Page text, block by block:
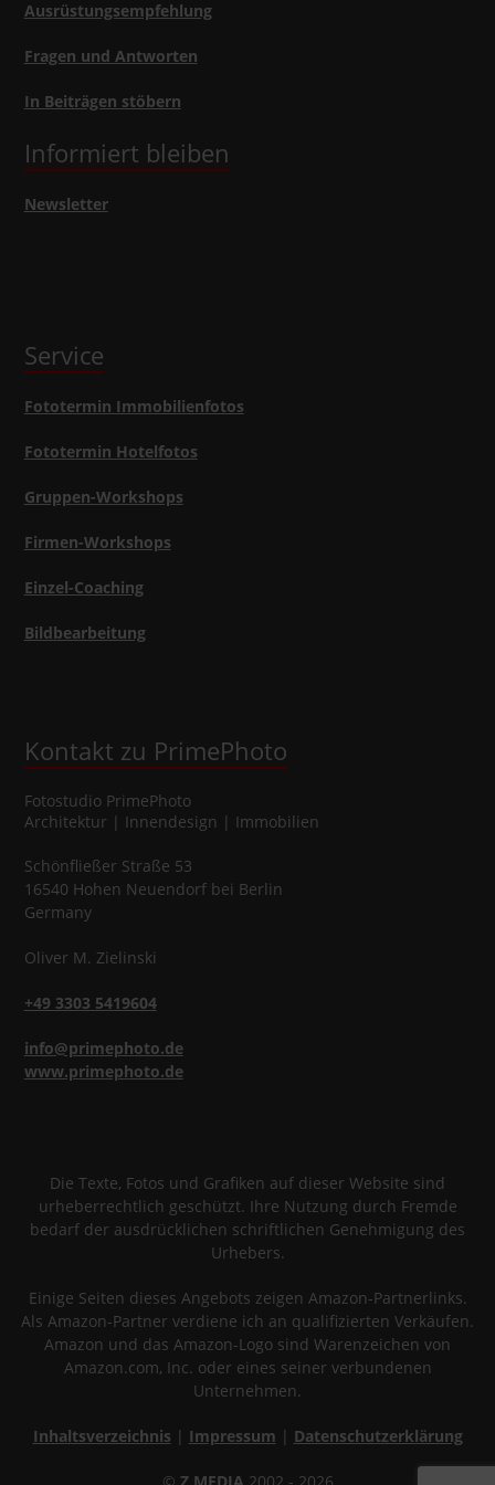
Ausrüstungsempfehlung
Fragen und Antworten
In Beiträgen stöbern
Informiert bleiben
Newsletter
Service
Fototermin Immobilienfotos
Fototermin Hotelfotos
Gruppen-Workshops
Firmen-Workshops
Einzel-Coaching
Bildbearbeitung
Kontakt zu PrimePhoto
Fotostudio PrimePhoto
Architektur | Innendesign | Immobilien
Schönfließer Straße 53
16540 Hohen Neuendorfbei Berlin
Germany
Oliver M. Zielinski
+49 3303 5419604
info@primephoto.de
www.primephoto.de
Die Texte, Fotos und Grafiken auf dieser Website sind
urheberrechtlich geschützt. Ihre Nutzung durch Fremde
bedarf der ausdrücklichen schriftlichen Genehmigung des
Urhebers.
Einige Seiten dieses Angebots zeigen Amazon-Partnerlinks.
Als Amazon-Partner verdiene ich an qualifizierten Verkäufen.
Amazon und das Amazon-Logo sind Warenzeichen von
Amazon.com, Inc. oder eines seiner verbundenen
Unternehmen.
Inhaltsverzeichnis | Impressum | Datenschutzerklärung